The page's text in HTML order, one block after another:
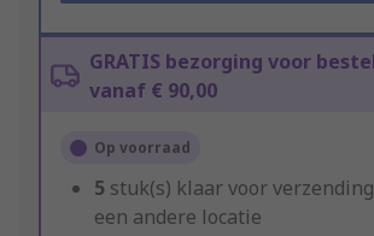
GRATIS bezorging voor
vanaf € 90,00
Op voorraad
5 stuk(s) klaar voor
een andere locatie